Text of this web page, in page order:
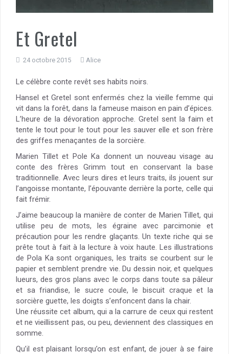
Et Gretel
24 octobre 2015 Alice
Le célèbre conte revêt ses habits noirs.
Hansel et Gretel sont enfermés chez la vieille femme qui
vit dans la forêt, dans la fameuse maison en pain d’épices.
L’heure de la dévoration approche. Gretel sent la faim et
tente le tout pour le tout pour les sauver elle et son frère
des griffes menaçantes de la sorcière.
Marien Tillet et Pole Ka donnent un nouveau visage au
conte des frères Grimm tout en conservant la base
traditionnelle. Avec leurs dires et leurs traits, ils jouent sur
l’angoisse montante, l’épouvante derrière la porte, celle qui
fait frémir.
J’aime beaucoup la manière de conter de Marien Tillet, qui
utilise peu de mots, les égraine avec parcimonie et
précaution pour les rendre glaçants. Un texte riche qui se
prête tout à fait à la lecture à voix haute. Les illustrations
de Pola Ka sont organiques, les traits se courbent sur le
papier et semblent prendre vie. Du dessin noir, et quelques
lueurs, des gros plans avec le corps dans toute sa pâleur
et sa friandise, le sucre coule, le biscuit craque et la
sorcière guette, les doigts s’enfoncent dans la chair.
Une réussite cet album, qui a la carrure de ceux qui restent
et ne vieillissent pas, ou peu, deviennent des classiques en
somme.
Qu’il est plaisant lorsqu’on est enfant, de jouer à se faire